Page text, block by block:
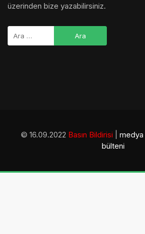
üzerinden bize yazabilirsiniz.
© 16.09.2022 Basın Bildirisi
bülteni